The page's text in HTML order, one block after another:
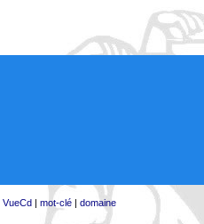
VueCd| mot-clé| domaine